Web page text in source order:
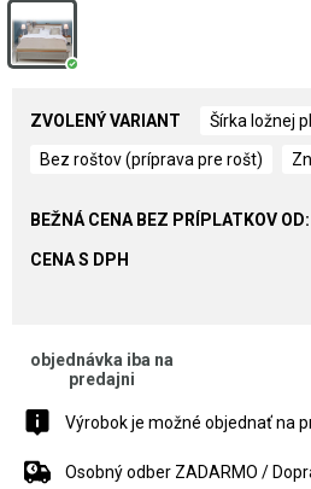
ZVOLENÝ VARIANT Šírka ložnej
Bez roštov (príprava pre rošt)
CENA S DPH
objednávka iba na
predajni
Výrobok je možné objednať na
Osobný odber ZADARMO /